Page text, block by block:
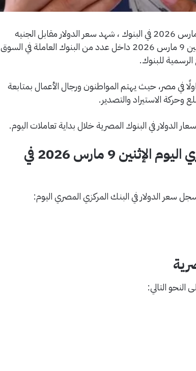
سعر الدولار مقابل الجنيه المصري اليوم الإثنين 9 مارس 2026 في البنوك ، شهد سعر الدولار مقابل الجنيه
المصري استقرارًا نسبيًا في بداية تعاملات اليوم الإثنين 9 مارس 2026 داخل عدد من البنوك العاملة في السوق
للبنوك.
في مصر، حيث يهتم المواطنون ورجال الأعمال بمتابعة
وحركة الاستيراد والتصدير.
سعر الدولار مقابل الجنيه المصري اليوم الإثنين 9 مارس 2026 في
سعر الدولار في البنك المركزي المصري اليوم:
التالي: